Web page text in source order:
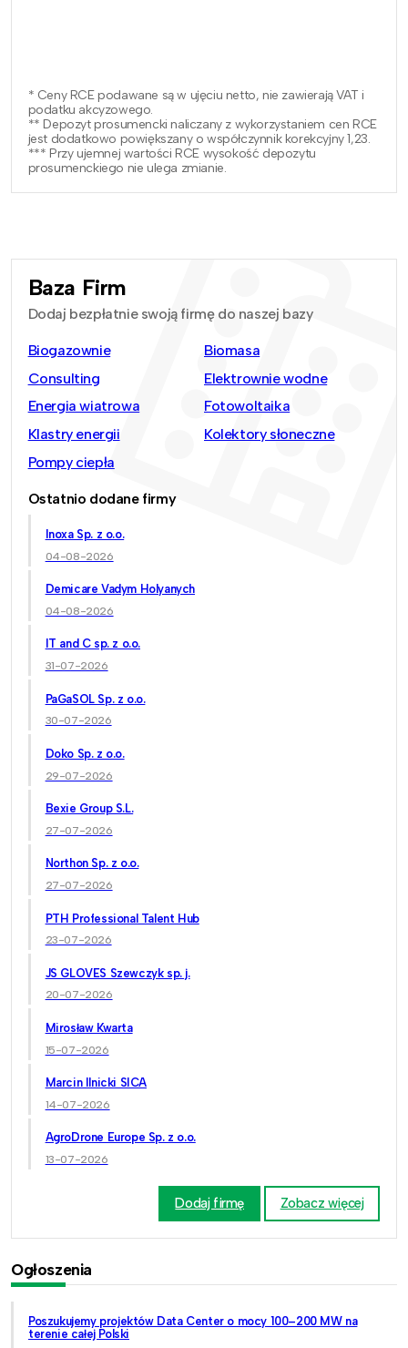
* Ceny RCE podawane są w ujęciu netto, nie zawierają VAT i
podatku akcyzowego.
** Depozyt prosumencki naliczany z wykorzystaniem cen RCE
jest dodatkowo powiększany o współczynnik korekcyjny 1,23.
*** Przy ujemnej wartości RCE wysokość depozytu
prosumenckiego nie ulega zmianie.
Baza Firm
Dodaj bezpłatnie swoją firmę do naszej bazy
Biogazownie
Biomasa
Consulting
Elektrownie wodne
Energia wiatrowa
Fotowoltaika
Klastry energii
Kolektory słoneczne
Pompy ciepła
Ostatnio dodane firmy
Inoxa Sp. z o.o.
04-08-2026
Demicare Vadym Holyanych
04-08-2026
IT and C sp. z o.o.
31-07-2026
PaGaSOL Sp. z o.o.
30-07-2026
Doko Sp. z o.o.
29-07-2026
Bexie Group S.L.
27-07-2026
Northon Sp. z o.o.
27-07-2026
PTH Professional Talent Hub
23-07-2026
JS GLOVES Szewczyk sp. j.
20-07-2026
Mirosław Kwarta
15-07-2026
Marcin Ilnicki SICA
14-07-2026
AgroDrone Europe Sp. z o.o.
13-07-2026
Dodaj firmę Zobacz więcej
Ogłoszenia
Poszukujemy projektów Data Center o mocy 100–200 MW na
terenie całej Polski